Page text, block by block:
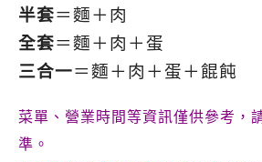
半套＝麵＋肉
全套＝麵＋肉＋蛋
三合一＝麵＋肉＋蛋＋餛飩
菜單、營業時間等資訊僅供參考，
準。